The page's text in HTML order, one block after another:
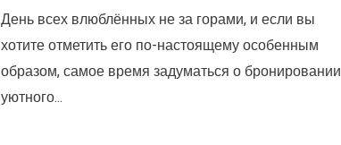
День всех влюблённых не за горами, и если вы
хотите отметить его по-настоящему особенным
образом, самое время задуматься о бронировании
уютного...